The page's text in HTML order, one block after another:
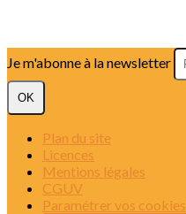
Je m'abonne à la newsletter
OK
Plan du site
Licences
Mentions légales
CGUV
Paramétrer vos cookies